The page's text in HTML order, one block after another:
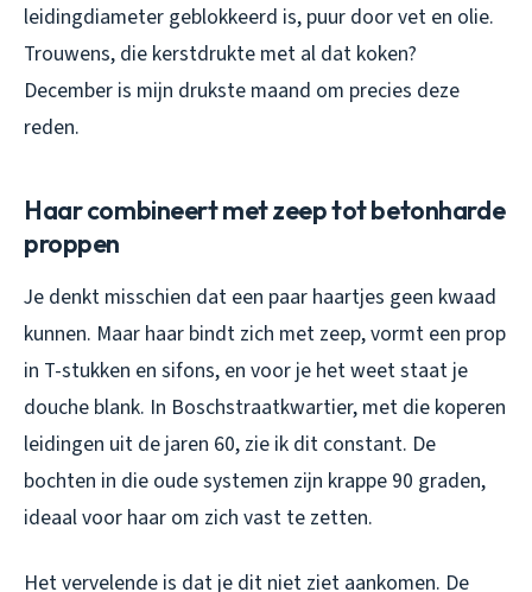
leidingdiameter geblokkeerd is, puur door vet en olie.
Trouwens, die kerstdrukte met al dat koken?
December is mijn drukste maand om precies deze
reden.
Haar combineert met zeep tot betonharde
proppen
Je denkt misschien dat een paar haartjes geen kwaad
kunnen. Maar haar bindt zich met zeep, vormt een prop
in T-stukken en sifons, en voor je het weet staat je
douche blank. In Boschstraatkwartier, met die koperen
leidingen uit de jaren 60, zie ik dit constant. De
bochten in die oude systemen zijn krappe 90 graden,
ideaal voor haar om zich vast te zetten.
Het vervelende is dat je dit niet ziet aankomen. De